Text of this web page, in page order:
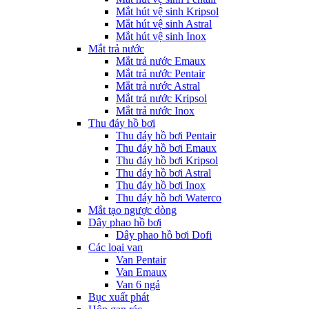
Mắt hút vệ sinh Kripsol
Mắt hút vệ sinh Astral
Mắt hút vệ sinh Inox
Mắt trả nước
Mắt trả nước Emaux
Mắt trả nước Pentair
Mắt trả nước Astral
Mắt trả nước Kripsol
Mắt trả nước Inox
Thu đáy hồ bơi
Thu đáy hồ bơi Pentair
Thu đáy hồ bơi Emaux
Thu đáy hồ bơi Kripsol
Thu đáy hồ bơi Astral
Thu đáy hồ bơi Inox
Thu đáy hồ bơi Waterco
Mắt tạo ngược dòng
Dây phao hồ bơi
Dây phao hồ bơi Dofi
Các loại van
Van Pentair
Van Emaux
Van 6 ngả
Bục xuất phát